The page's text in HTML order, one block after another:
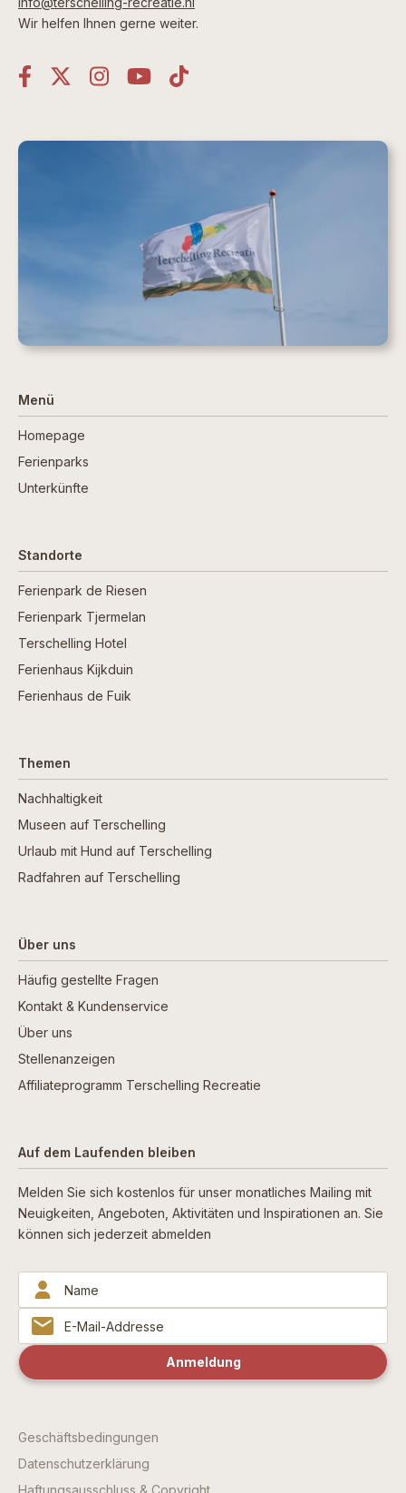
Wir helfen Ihnen gerne weiter.
Menü
Homepage
Ferienparks
Unterkünfte
Standorte
Ferienpark de Riesen
Ferienpark Tjermelan
Terschelling Hotel
Ferienhaus Kijkduin
Ferienhaus de Fuik
Themen
Nachhaltigkeit
Museen auf Terschelling
Urlaub mit Hund auf Terschelling
Radfahren auf Terschelling
Über uns
Häufig gestellte Fragen
Kontakt & Kundenservice
Über uns
Stellenanzeigen
Affiliateprogramm Terschelling Recreatie
Auf dem Laufenden bleiben
Melden Sie sich kostenlos für unser monatliches Mailing mit
Neuigkeiten, Angeboten, Aktivitäten und Inspirationen an. Sie
können sich jederzeit abmelden
Geschäftsbedingungen
Datenschutzerklärung